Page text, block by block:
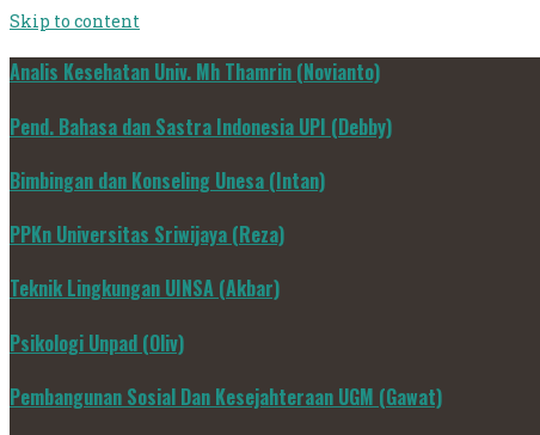
Skip to content
Analis Kesehatan Univ. Mh Thamrin (Novianto)
Pend. Bahasa dan Sastra Indonesia UPI (Debby)
Bimbingan dan Konseling Unesa (Intan)
PPKn Universitas Sriwijaya (Reza)
Teknik Lingkungan UINSA (Akbar)
Psikologi Unpad (Oliv)
Pembangunan Sosial Dan Kesejahteraan UGM (Gawat)